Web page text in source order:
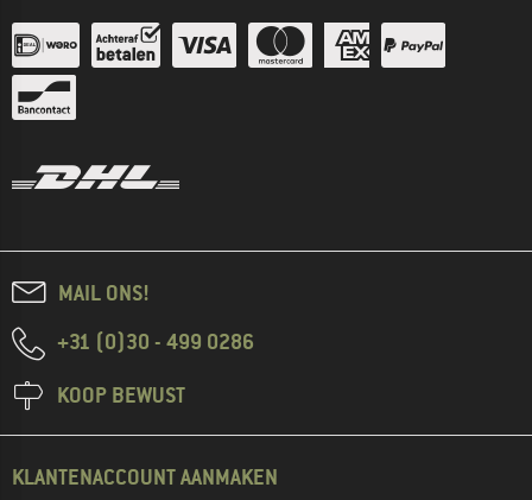
MAIL ONS!
+31 (0)30 - 499 0286
KOOP BEWUST
KLANTENACCOUNT AANMAKEN